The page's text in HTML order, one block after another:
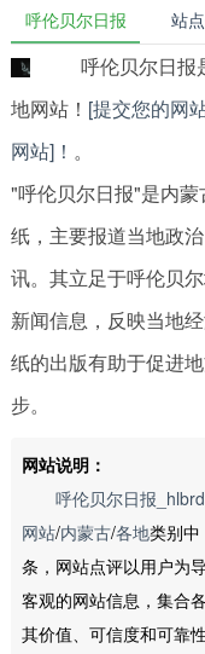
呼伦贝尔日报 站
呼伦贝尔日报
地网站！ [提交您的网
网站]！ 。
"呼伦贝尔日报"是内
纸，主要报道当地政
讯。其立足于呼伦贝
新闻信息，反映当地
纸的出版有助于促进
步。
网站说明：
呼伦贝尔日报
网站/内蒙古/各地类别中
条，网站点评以用户为
客观的网站信息，集合
其价值、可信度和可靠